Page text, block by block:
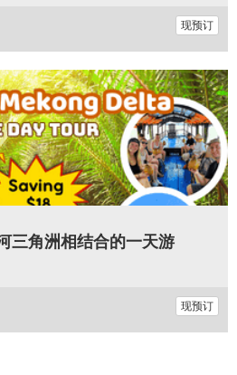
现预订
三角洲相结合的一天游
现预订